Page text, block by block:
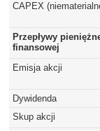
CAPEX
Przepływy
finansowej
Emisja akcji
Dywidenda
Skup akcji